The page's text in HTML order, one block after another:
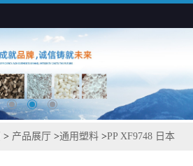
> 产品展厅 >通用塑料 >PP XF9748 日本